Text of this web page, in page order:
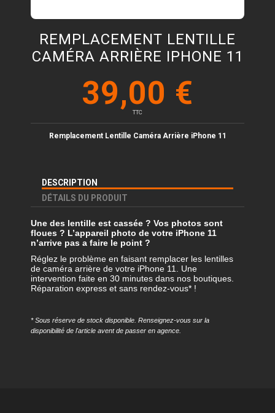
REMPLACEMENT LENTILLE
CAMÉRA ARRIÈRE IPHONE 11
39,00 €
TTC
Remplacement Lentille Caméra Arrière iPhone 11
DESCRIPTION
DÉTAILS DU PRODUIT
Une des lentille est cassée ? Vos photos sont
floues ? L’appareil photo de votre iPhone 11
n’arrive pas a faire le point ?
Réglez le problème en faisant remplacer les lentilles
de caméra arrière de votre iPhone 11. Une
intervention faite en 30 minutes dans nos boutiques.
Réparation express et sans rendez-vous* !
* Sous réserve de stock disponible. Renseignez-vous sur la
disponibilité de l'article avent de passer en agence.